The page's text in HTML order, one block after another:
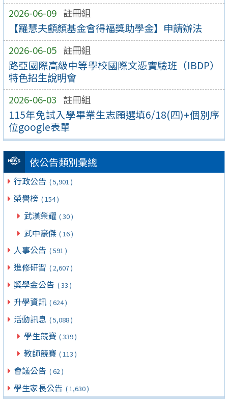
2026-06-09 註冊組
【羅慧夫顱顏基金會得福獎助學金】申請辦法
2026-06-05 註冊組
路亞國際高級中等學校國際文憑實驗班（IBDP）
特色招生說明會
2026-06-03 註冊組
115年免試入學畢業生志願選填6/18(四)+個別序
位google表單
依公告類別彙總
行政公告 ( 5,901 )
榮譽榜 ( 154 )
武漢榮耀 ( 30 )
武中豪傑 ( 16 )
人事公告 ( 591 )
進修研習 ( 2,607 )
獎學金公告 ( 33 )
升學資訊 ( 624 )
活動訊息 ( 5,088 )
學生競賽 ( 339 )
教師競賽 ( 113 )
會議公告 ( 62 )
學生家長公告 ( 1,630 )